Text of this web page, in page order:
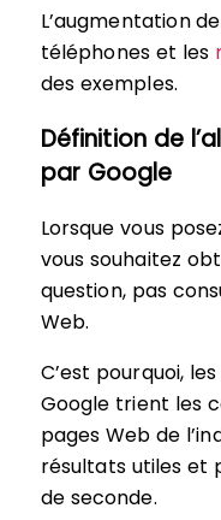
L’augmentation
téléphones et les
des exemples.
Définition de
par Google
Lorsque vous
vous souhaitez
question, pas
Web.
C’est pourquoi,
Google trient les
pages Web de
résultats utiles et
de seconde.